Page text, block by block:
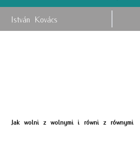
István Kovács
Jak wolni z wolnymi i równi z równymi